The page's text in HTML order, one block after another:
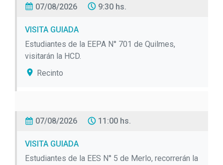
07/08/2026 9:30 hs.
VISITA GUIADA
Estudiantes de la EEPA N° 701 de Quilmes,
visitarán la HCD.
Recinto
07/08/2026 11:00 hs.
VISITA GUIADA
Estudiantes de la EES N° 5 de Merlo, recorrerán la